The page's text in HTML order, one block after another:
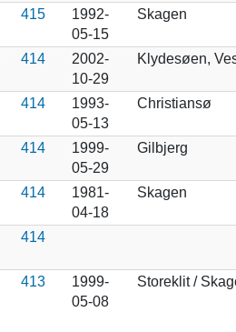
415
1992-
05-15
Skagen
414
2002-
10-29
Klydesøen,
414
1993-
05-13
Christiansø
414
1999-
05-29
Gilbjerg
414
1981-
04-18
Skagen
414
413
1999-
05-08
Storeklit /